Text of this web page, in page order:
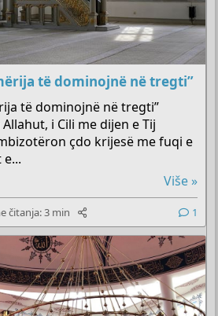
të dominojnë në tregti”
të dominojnë në tregti”
i Cili me dijen e Tij
çdo krijesë me fuqi e
Više »
čitanja: 3 min 1